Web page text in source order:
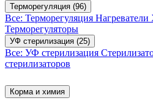
Терморегуляция (96)
Все: Терморегуляция Нагреватели
Терморегуляторы
УФ стерилизация (25)
Все: УФ стерилизация
стерилизаторов
Корма и химия